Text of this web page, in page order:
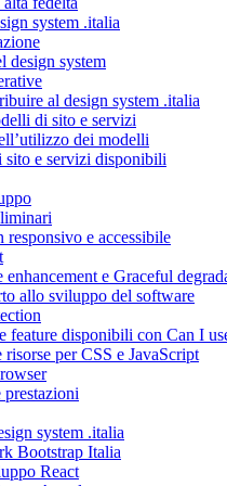
system .italia
design system
al design system .italia
di sito e servizi
dei modelli
e servizi disponibili
responsivo e accessibile
enhancement e Graceful
allo sviluppo del software
feature disponibili con Can I
per CSS e JavaScript
system .italia
Bootstrap Italia
React